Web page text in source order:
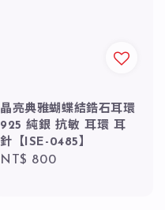
晶亮典雅蝴蝶結鋯石耳環
925 純銀 抗敏 耳環 耳
針【ISE-0485】
Regular
NT$ 800